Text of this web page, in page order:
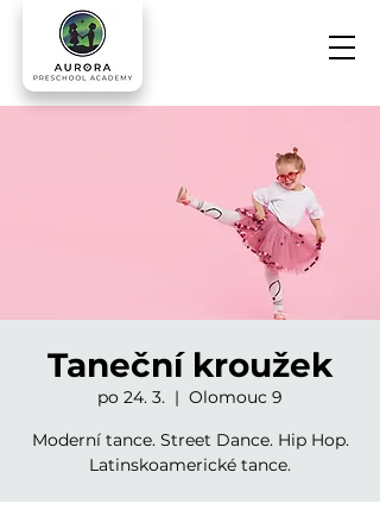
Taneční kroužek
po 24. 3.
  |
Olomouc 9
Moderní tance. Street Dance. Hip Hop.
Latinskoamerické tance.